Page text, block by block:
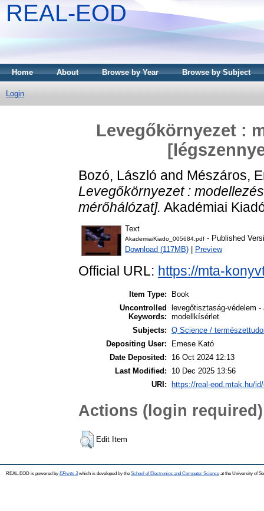
REAL-EOD
Home About Browse by Year Browse by Subject
Login
Levegőkörnyezet :
Bozó, László and Mészáros,
Levegőkörnyezet :
mérőhálózat]. Akadémiai
Text
AkademiaiKiado_005684.pdf - Published
Download (117MB)
Preview
Official URL: https://mta-
Item Type:
Book
Uncontrolled
Keywords:
levegőtisztaság-védelem
modellkísérlet
Subjects: Q Science /
Depositing User:
Emese Kató
Date Deposited:
16 Oct 2024 12:13
Last Modified:
10 Dec 2025 13:56
URI:
https://real-eod.mtak.hu/
Actions (login required)
Edit Item
REAL-EOD is powered by EPrints 3which is developed by the School of Electronics and Computer Science at the University of